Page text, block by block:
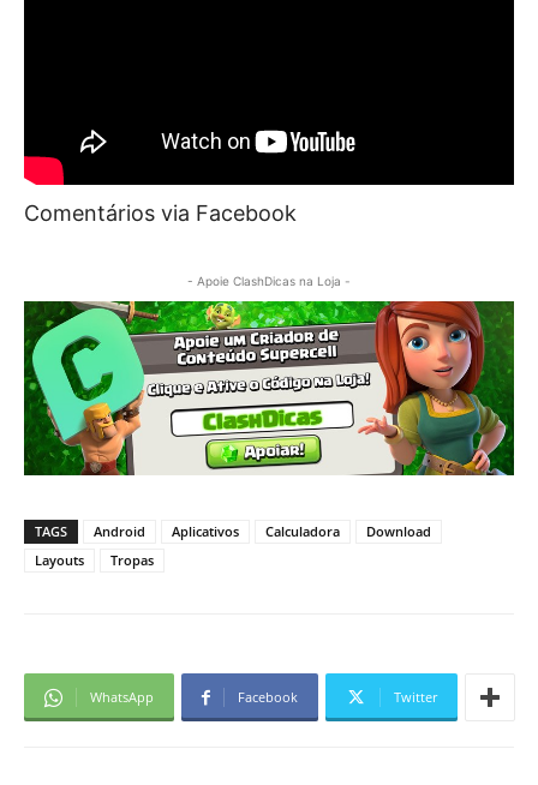
Comentários via Facebook
- Apoie ClashDicas na Loja -
TAGS Android Aplicativos Calculadora
Download
Layouts
Tropas
WhatsApp Facebook Twitter